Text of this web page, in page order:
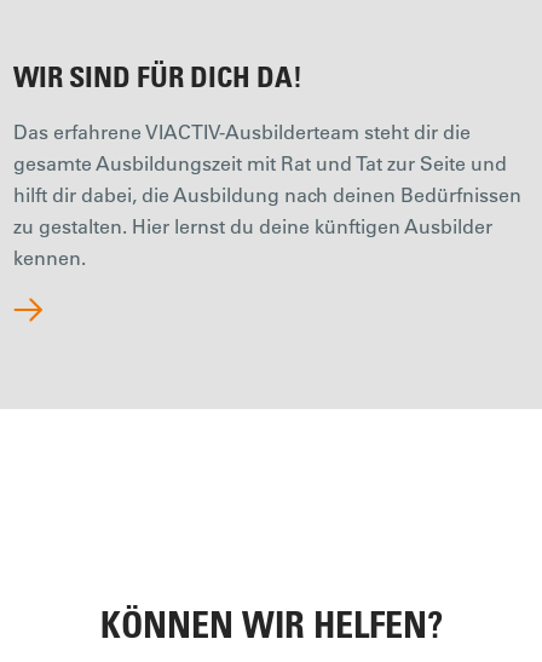
WIR SIND FÜR DICH DA!
Das erfahrene VIACTIV-Ausbilderteam steht dir die
gesamte Ausbildungszeit mit Rat und Tat zur Seite und
hilft dir dabei, die Ausbildung nach deinen Bedürfnissen
zu gestalten. Hier lernst du deine künftigen Ausbilder
kennen.
KÖNNEN WIR HELFEN?